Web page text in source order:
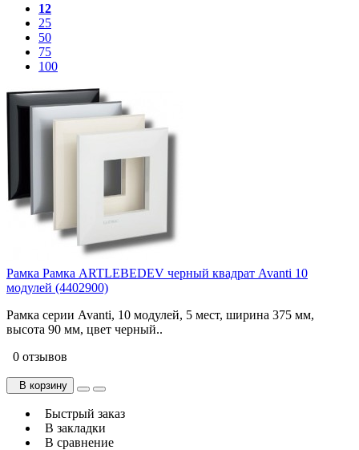
12
25
50
75
100
Рамка Рамка ARTLEBEDEV черный квадрат Avanti 10
модулей (4402900)
Рамка серии Avanti, 10 модулей, 5 мест, ширина 375 мм,
высота 90 мм, цвет черный..
0 отзывов
В корзину
Быстрый заказ
В закладки
В сравнение